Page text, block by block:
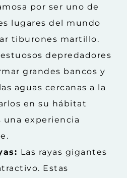
por ser uno de
lugares del mundo
tiburones martillo.
depredadores
grandes bancos y
aguas cercanas a la
en su hábitat
una experiencia
Las rayas gigantes
Estas